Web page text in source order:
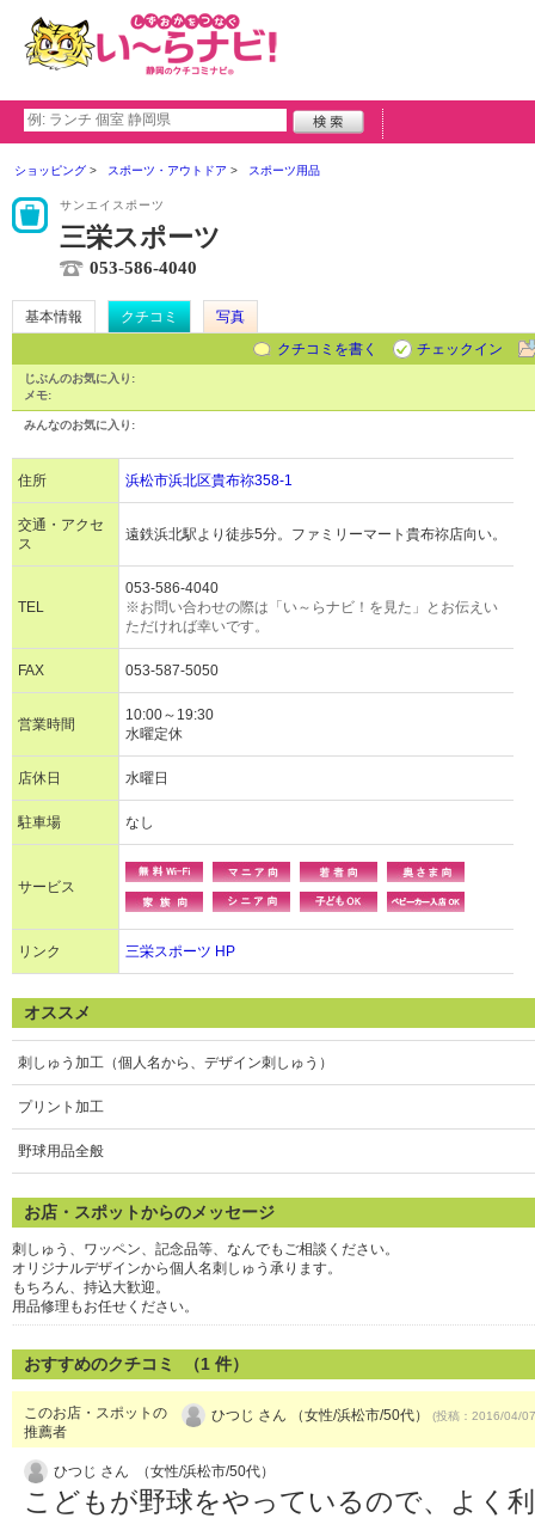
ショッピング スポーツ・アウトドア スポーツ用品
サンエイスポーツ
三栄スポーツ
053-586-4040
基本情報 クチコミ
写真
クチコミを書く
チェックイン
じぶんのお気に入り:
メモ:
みんなのお気に入り:
住所 浜松市浜北区貴布祢358-1
交通・アクセ
ス
遠鉄浜北駅より徒歩5分。ファミリーマート貴布祢店向い。
TEL
053-586-4040
※お問い合わせの際は「い～らナビ！を見た」とお伝えい
ただければ幸いです。
FAX 053-587-5050
営業時間
10:00～19:30
水曜定休
店休日 水曜日
駐車場 なし
サービス
リンク 三栄スポーツ HP
オススメ
刺しゅう加工（個人名から、デザイン刺しゅう）
プリント加工
野球用品全般
お店・スポットからのメッセージ
刺しゅう、ワッペン、記念品等、なんでもご相談ください。
オリジナルデザインから個人名刺しゅう承ります。
もちろん、持込大歓迎。
用品修理もお任せください。
おすすめのクチコミ （1 件）
このお店・スポットの
推薦者
ひつじ さん （女性/浜松市/50代） (投稿：2016/04/
ひつじ さん （女性/浜松市/50代）
こどもが野球をやっているので、よく